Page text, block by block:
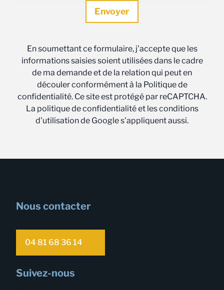
En soumettant ce formulaire, j'accepte que les
informations saisies soient utilisées dans le cadre
de ma demande et de la relation qui peut en
découler conformément à la Politique de
confidentialité. Ce site est protégé par reCAPTCHA.
La politique de confidentialité et les conditions
d'utilisation de Google s'appliquent aussi.
Nous contacter
04 81 68 36 14
Suivez-nous